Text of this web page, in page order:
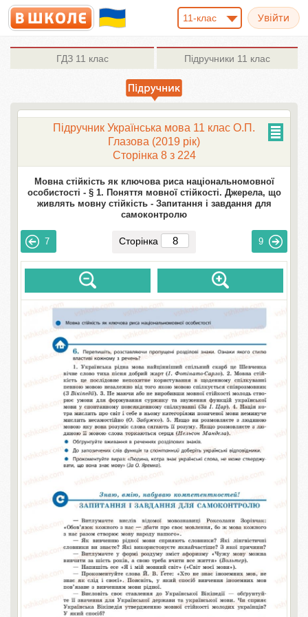
11-клас
ГДЗ11 клас Підручники 11 клас
Підручник Українська мова 11 клас О.П.
Глазова (2019 рік)
Сторінка 8 з 224
Мовна стійкість як ключова риса національномовної
особистості - § 1. Поняття мовної стійкості. Джерела, що
живлять мовну стійкість - Запитання і завдання для
самоконтролю
7 Сторінка 9